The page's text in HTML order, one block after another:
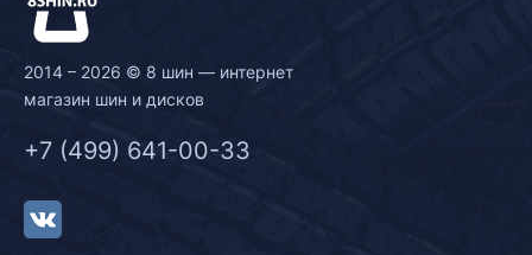
2014 – 2026 © 8 шин — интернет
магазин шин и дисков
+7 (499) 641-00-33